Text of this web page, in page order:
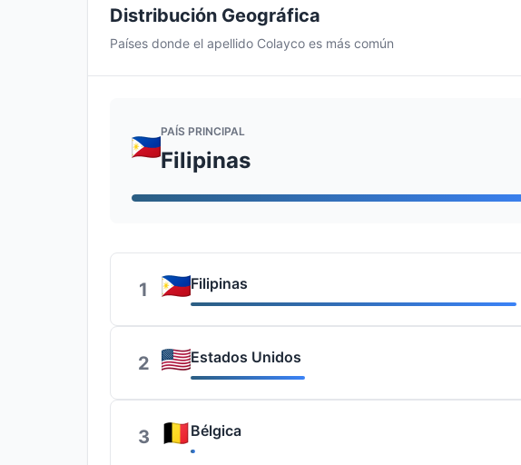
Distribución Geográfica
Países donde el apellido Colayco es más común
PAÍS PRINCIPAL
Filipinas
1 Filipinas
2 Estados Unidos
3 Bélgica